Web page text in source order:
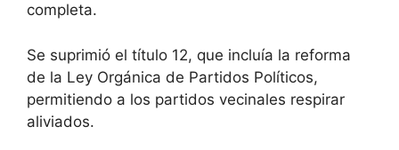
completa.
Se suprimió el título 12, que incluía la reforma
de la Ley Orgánica de Partidos Políticos,
permitiendo a los partidos vecinales respirar
aliviados.